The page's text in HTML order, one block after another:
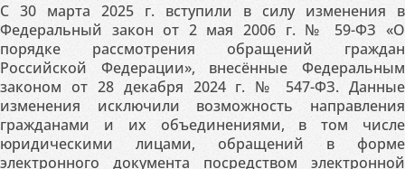
С 30 марта 2025 г. вступили в силу изменения в
Федеральный закон от 2 мая 2006 г. № 59-ФЗ «О
порядке рассмотрения обращений граждан
Российской Федерации», внесённые Федеральным
законом от 28 декабря 2024 г. № 547-ФЗ. Данные
изменения исключили возможность направления
гражданами и их объединениями, в том числе
юридическими лицами, обращений в форме
электронного документа посредством электронной